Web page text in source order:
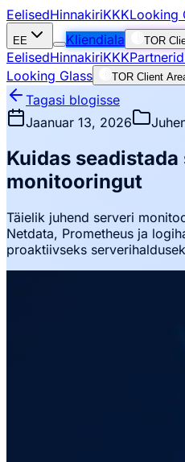
EelisedHinnakiriKKKLooking
EE Kliendiala TOR
EelisedHinnakiriKKKPartnerid
Looking Glass
TOR Client
Tagasi blogisse
Jaanuar 13, 2026
Kuidas
monitooringut
Täielik juhend serveri
Netdata, Prometheus ja
proaktiivseks